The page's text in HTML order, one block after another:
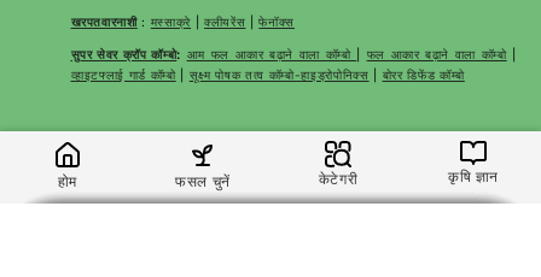
होम फसल चुनें केटेगरी कृषि ज्ञान
खरपतवारनाशी: मस्साक्रे |क्लीयरेंस |फेनॉक्स
सुपर सेवर क्रॉप कॉम्बो: आम फल आकार बढ़ाने वाला कॉम्बो फल आकार बढ़ाने वाला कॉम्बो|
व्हाइटफ्लाई गार्ड कॉम्बो| सूक्ष्म पोषक तत्व कॉम्बो-हाइड्रोपोनिक्स बोरर डिफेंड कॉम्बो
Katyayani Krishi Direct Shopify द्वारा संचालित